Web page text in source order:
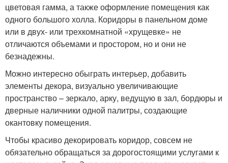
цветовая гамма, а также оформление помещения как
одного большого холла. Коридоры в панельном доме
или в двух- или трехкомнатной «хрущевке» не
отличаются объемами и простором, но и они не
безнадежны.
Можно интересно обыграть интерьер, добавить
элементы декора, визуально увеличивающие
пространство – зеркало, арку, ведущую в зал, бордюры и
дверные наличники одной палитры, создающие
окантовку помещения.
Чтобы красиво декорировать коридор, совсем не
обязательно обращаться за дорогостоящими услугами к